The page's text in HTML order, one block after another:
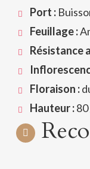
Port :
Feuillage :
Résistance
Floraison :
Hauteur :80